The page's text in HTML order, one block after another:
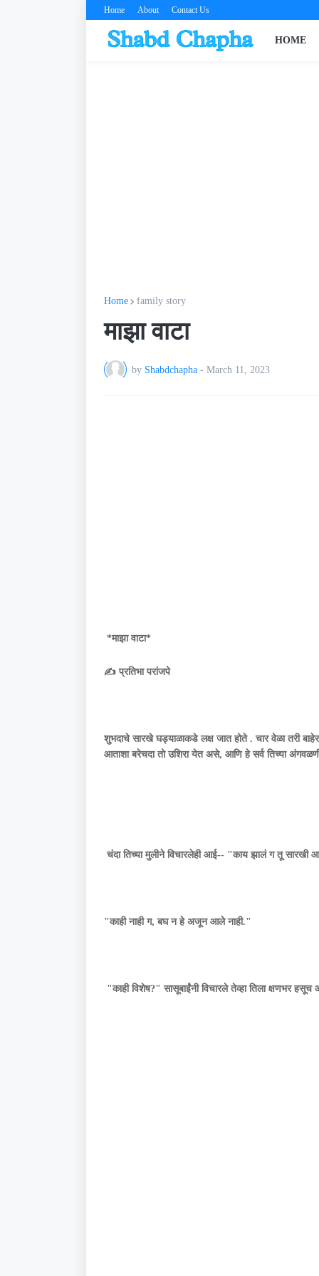
Home About Contact Us
HOME
Home family story
माझा वाटा
by Shabdchapha - March 11, 2023
*माझा वाटा*
✍️ प्रतिभा परांजपे
शुभदाचे सारखे घड्याळाकडे लक्ष जात होते . चार वेळा तरी
आताशा बरेचदा तो उशिरा येत असे, आणि हे सर्व तिच्या
चंदा तिच्या मुलीने विचारलेही आई-- "काय झालं ग तू सारखी
"काही नाही ग, बघ न हे अजून आले नाही."
"काही विशेष?" सासूबाईंनी विचारले तेव्हा तिला क्षणभर